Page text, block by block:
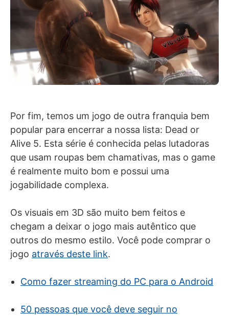
Por fim, temos um jogo de outra franquia bem
popular para encerrar a nossa lista: Dead or
Alive 5. Esta série é conhecida pelas lutadoras
que usam roupas bem chamativas, mas o game
é realmente muito bom e possui uma
jogabilidade complexa.
Os visuais em 3D são muito bem feitos e
chegam a deixar o jogo mais autêntico que
outros do mesmo estilo. Você pode comprar o
jogo através deste link.
Como fazer streaming do PC para o Android
50 pessoas que você deve seguir no